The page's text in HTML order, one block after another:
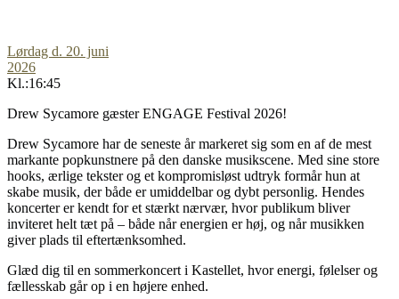
Lørdag d. 20. juni
2026
Kl.:16:45
Drew Sycamore gæster ENGAGE Festival 2026!
Drew Sycamore har de seneste år markeret sig som en af de mest
markante popkunstnere på den danske musikscene. Med sine store
hooks, ærlige tekster og et kompromisløst udtryk formår hun at
skabe musik, der både er umiddelbar og dybt personlig. Hendes
koncerter er kendt for et stærkt nærvær, hvor publikum bliver
inviteret helt tæt på – både når energien er høj, og når musikken
giver plads til eftertænksomhed.
Glæd dig til en sommerkoncert i Kastellet, hvor energi, følelser og
fællesskab går op i en højere enhed.